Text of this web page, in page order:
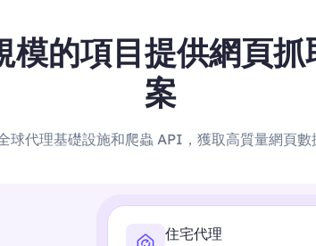
模的項目提供網頁抓
案
球代理基礎設施和爬蟲 API，獲取高質量網頁數
住宅代理